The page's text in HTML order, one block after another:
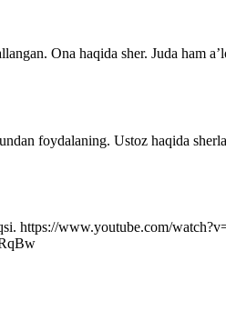
Ona haqida sher. Juda ham
foydalaning. Ustoz haqida
https://www.youtube.com/